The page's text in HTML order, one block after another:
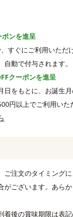
ンを進呈
すぐにご利用いただ
動で付与されます。
クーポンを進呈
日をもとに、お誕生
円以上でご利用いた
注文のタイミング
がございます。あら
後の賞味期限は表